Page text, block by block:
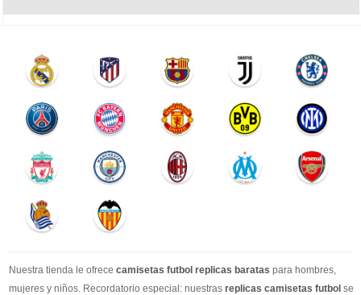
Nuestra tienda le ofrece camisetas futbol replicas baratas para hombres,
mujeres y niños. Recordatorio especial: nuestras replicas camisetas futbol se